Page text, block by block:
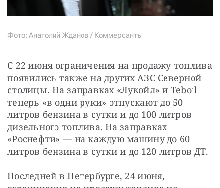
Фото: Анатолий Жданов / Коммерсантъ
С 22 июня ограничения на продажу топлива
появились также на других АЗС Северной
столицы. На заправках «Лукойл» и Teboil
теперь «в одни руки» отпускают до 50
литров бензина в сутки и до 100 литров
дизельного топлива. На заправках
«Роснефти» — на каждую машину до 60
литров бензина в сутки и до 120 литров ДТ.
Последней в Петербурге, 24 июня,